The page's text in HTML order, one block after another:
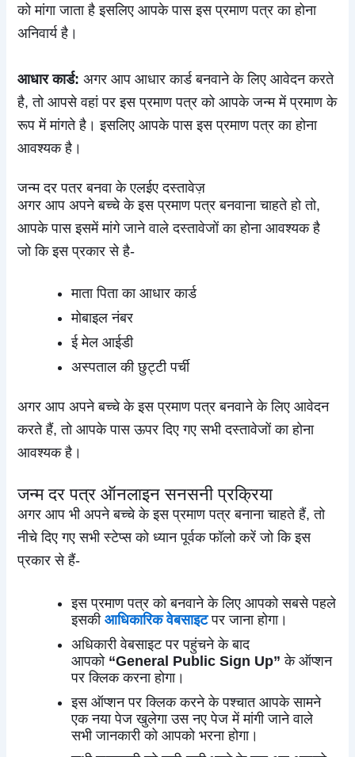
को मांगा जाता है इसलिए आपके पास इस प्रमाण पत्र का होना
अनिवार्य है।
आधार कार्ड: अगर आप आधार कार्ड बनवाने के लिए आवेदन करते
है, तो आपसे वहां पर इस प्रमाण पत्र को आपके जन्म में प्रमाण के
रूप में मांगते है। इसलिए आपके पास इस प्रमाण पत्र का होना
आवश्यक है।
जन्म दर पत्र बनवा के एलईए दस्तावेज़
अगर आप अपने बच्चे के इस प्रमाण पत्र बनवाना चाहते हो तो,
आपके पास इसमें मांगे जाने वाले दस्तावेजों का होना आवश्यक है
जो कि इस प्रकार से है-
माता पिता का आधार कार्ड
मोबाइल नंबर
ई मेल आईडी
अस्पताल की छुट्टी पर्ची
अगर आप अपने बच्चे के इस प्रमाण पत्र बनवाने के लिए आवेदन
करते हैं, तो आपके पास ऊपर दिए गए सभी दस्तावेजों का होना
आवश्यक है।
जन्म दर पत्र ऑनलाइन सनसनी प्रक्रिया
अगर आप भी अपने बच्चे के इस प्रमाण पत्र बनाना चाहते हैं, तो
नीचे दिए गए सभी स्टेप्स को ध्यान पूर्वक फॉलो करें जो कि इस
प्रकार से हैं-
इस प्रमाण पत्र को बनवाने के लिए आपको सबसे पहले
इसकीआधिकारिक वेबसाइटपर जाना होगा।
अधिकारी वेबसाइट पर पहुंचने के बाद
आपको “General Public Sign Up” के ऑप्शन
पर क्लिक करना होगा।
इस ऑप्शन पर क्लिक करने के पश्चात आपके सामने
एक नया पेज खुलेगा उस नए पेज में मांगी जाने वाले
सभी जानकारी को आपको भरना होगा।